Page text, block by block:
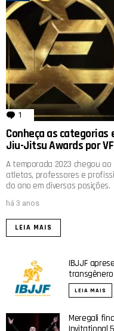
1 comentário
Conheça as categorias
Jiu-Jitsu Awards por
A temporada 2023 chegou
atletas, professores e
do ano em diversas posições.
há 3 anos
LEIA MAIS
IBJJF
LEIA MAIS
Meregali